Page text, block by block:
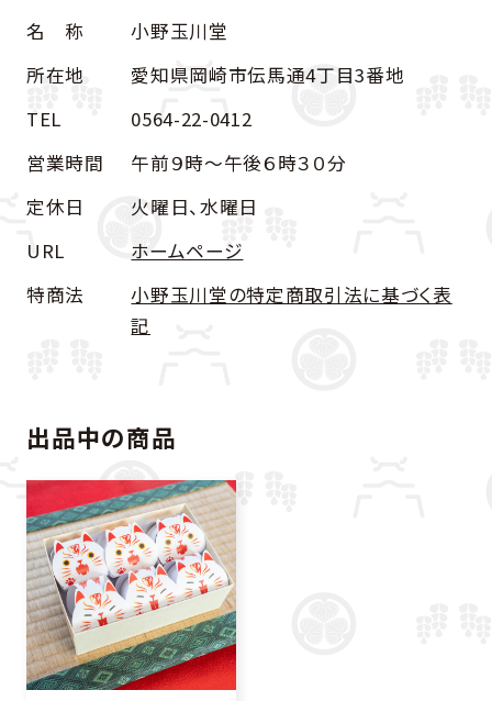
名 称
小野玉川堂
所在地
愛知県岡崎市伝馬通4丁目3番地
TEL
0564-22-0412
営業時間
午前９時〜午後６時３０分
定休日
火曜日、水曜日
URL
ホームページ
特商法
小野玉川堂の特定商取引法に基づく表
記
出品中の商品